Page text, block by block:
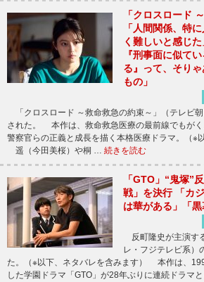
「クロスロード
「人間関係、特
く難しいと感じ
『刑事面に似て
る』って、そり
もの」
「クロスロード ～救命救急の約束～」（テレビ
された。 本作は、救命救急医療の最前線でもがく
警察官らの正義と成長を描く本格医療ドラマ。（※
遥（今田美桜）や桐 … 続きを読む
「GTO」“鬼塚”
戦」を決行 「カ
は華がある」「黒
反町隆史が主演す
レ・フジテレビ系）
た。（※以下、ネタバレを含みます） 本作は、
した学園ドラマ「GTO」が28年ぶりに連続ドラマ